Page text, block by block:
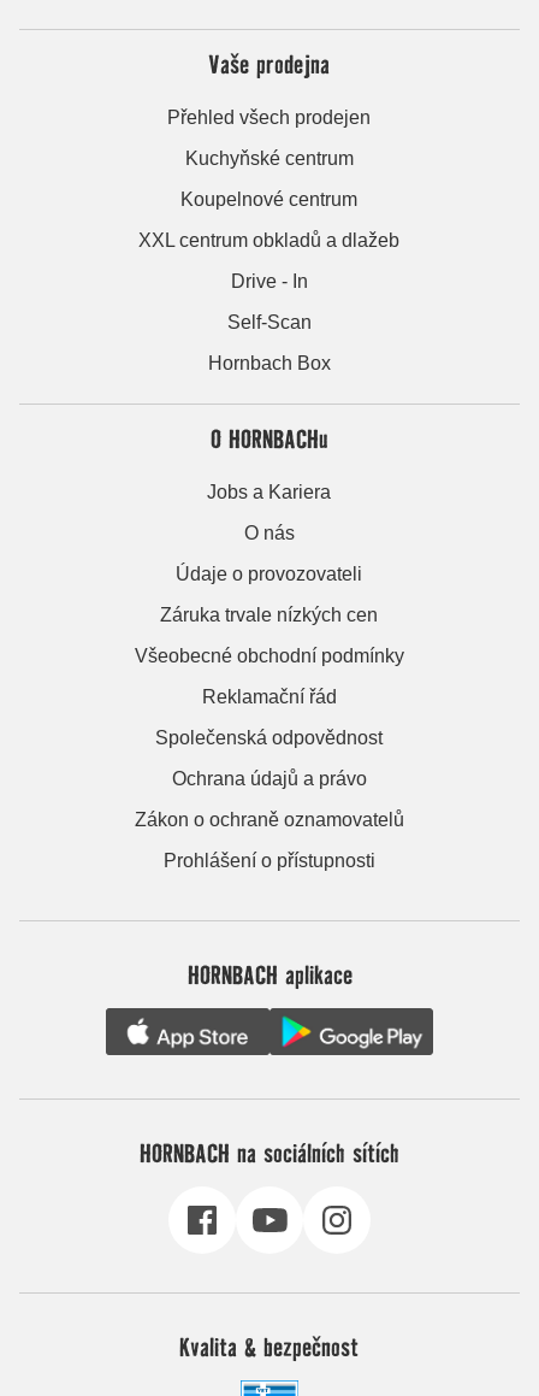
Vaše prodejna
Přehled všech prodejen
Kuchyňské centrum
Koupelnové centrum
XXL centrum obkladů a dlažeb
Drive - In
Self-Scan
Hornbach Box
O HORNBACHu
Jobs a Kariera
O nás
Údaje o provozovateli
Záruka trvale nízkých cen
Všeobecné obchodní podmínky
Reklamační řád
Společenská odpovědnost
Ochrana údajů a právo
Zákon o ochraně oznamovatelů
Prohlášení o přístupnosti
HORNBACH aplikace
HORNBACH na sociálních sítích
Kvalita & bezpečnost